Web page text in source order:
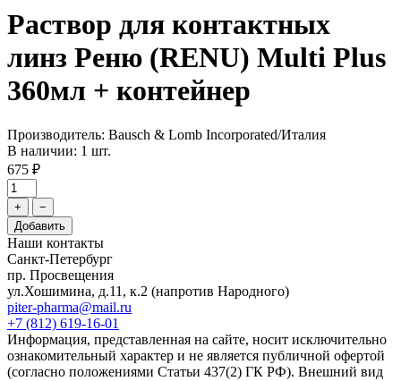
Раствор для контактных
линз Реню (RENU) Multi Plus
360мл + контейнер
Производитель: Bausch & Lomb Incorporated/Италия
В наличии: 1 шт.
675 ₽
+
−
Добавить
Наши контакты
Санкт-Петербург
пр. Просвещения
ул.Хошимина, д.11, к.2 (напротив Народного)
piter-pharma@mail.ru
+7 (812) 619-16-01
Информация, представленная на сайте, носит исключительно
ознакомительный характер и не является публичной офертой
(согласно положениями Статьи 437(2) ГК РФ). Внешний вид